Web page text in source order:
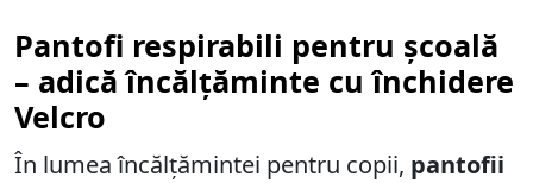
Pantofi respirabili pentru școală
– adică încălțăminte cu închidere
Velcro
În lumea încălțămintei pentru copii, pantofii